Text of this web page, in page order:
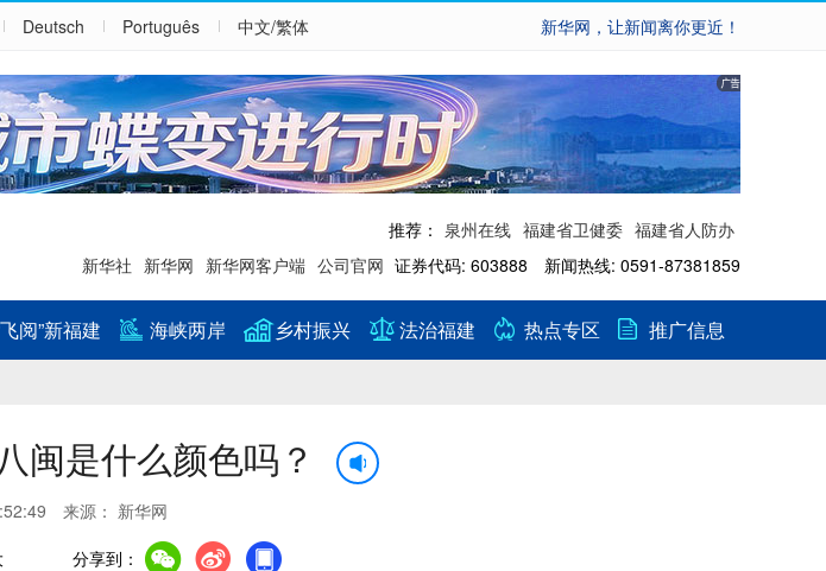
Deutsch Português 中文/繁体 新华网，让新闻离你更近！
推荐： 泉州在线 福建省卫健委 福建省人防办
新华社 新华网 新华网客户端 公司官网 证券代码: 603888 新闻热线: 0591-87381859
阅”新福建 海峡两岸 乡村振兴 法治福建 热点专区
推广信息
闽是什么颜色吗？
来源： 新华网
分享到：